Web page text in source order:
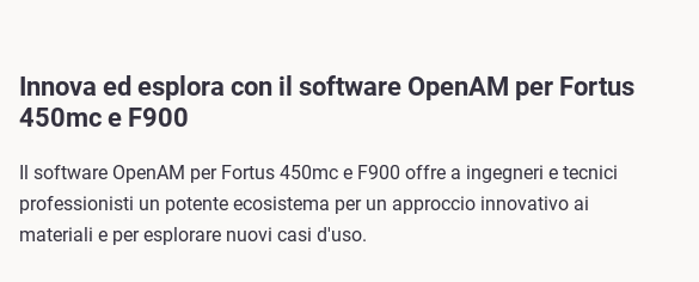
Innova ed esplora con il software OpenAM per Fortus
450mc e F900
Il software OpenAM per Fortus 450mc e F900 offre a ingegneri e tecnici
professionisti un potente ecosistema per un approccio innovativo ai
materiali e per esplorare nuovi casi d'uso.